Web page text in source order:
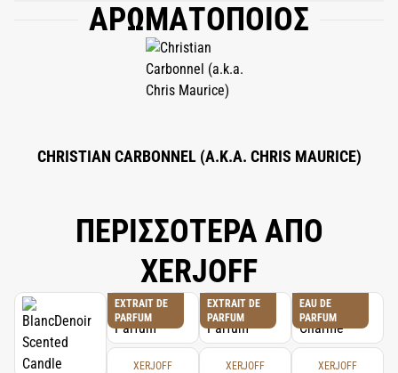
ALCOHOL DENAT., PARFUM (FRAGRANCE), AQUA (WATER), BHT, ALPHA-
ISOMETHYL IONONE, BENZYL ALCOHOL, BENZYL BENZOATE, BENZYL
SALICYLATE, BUTYLPHENYL METHYLPROPIONAL, CITRAL, CITRONELLOL,
COUMARIN, EUGENOL, EVERNIA PRUNASTRI EXTRACT, GERANIOL,
HYDROXYCITRONELLAL, LIMONENE, LINALOOL.
ΑΡΩΜΑΤΟΠΟΙΟΣ
CHRISTIAN CARBONNEL (A.K.A. CHRIS MAURICE)
ΠΕΡΙΣΣΟΤΕΡΑ ΑΠΟ
XERJOFF
EXTRAIT DE
PARFUM
XERJOFF
EXTRAIT DE
PARFUM
XERJOFF
EAU DE
PARFUM
XERJOFF